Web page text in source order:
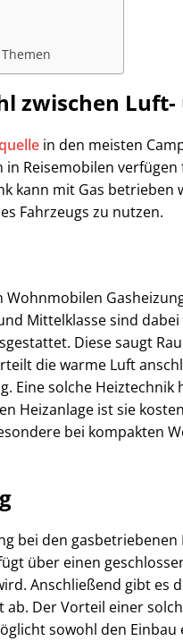
zwischen
in den meisten
Reisemobilen
kann mit Gas betrieben
Fahrzeugs zu nutzen.
Mittelklasse sind
Diese saugt
die warme Luft
Eine solche Heiztechnik
Heizanlage ist sie
bei kompakten
bei den gasbetriebenen
über einen
Anschließend gibt es
ab. Der Vorteil einer
sowohl den Einbau